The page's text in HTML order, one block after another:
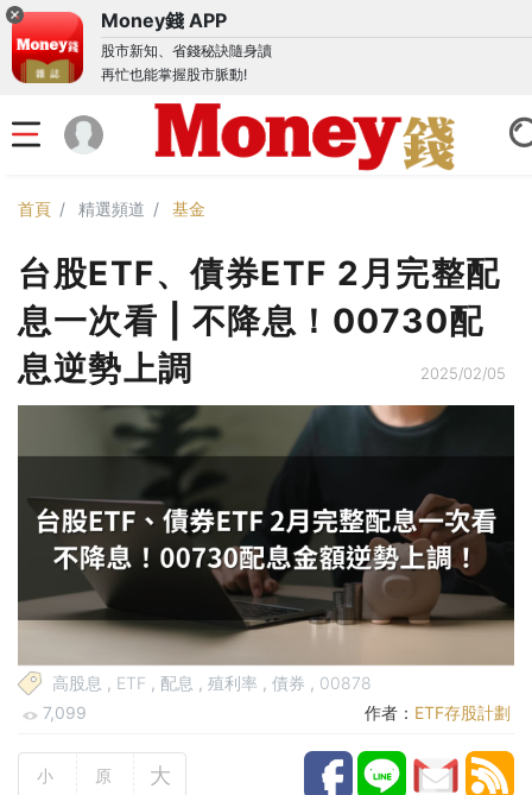
Money錢 APP
股市新知、省錢秘訣隨身讀
再忙也能掌握股市脈動!
首頁 精選頻道 基金
台股ETF、債券ETF 2月完整配
息一次看 | 不降息！00730配
息逆勢上調
2025/02/05
高股息 , ETF , 配息 , 殖利率 , 債券 , 00878
7,099
作者： ETF存股計劃
小 原 大